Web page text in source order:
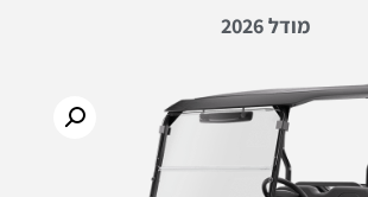
מודל 2026